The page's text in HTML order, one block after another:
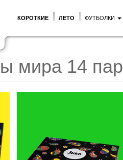
КОРОТКИЕ ЛЕТО ФУТБОЛКИ
мира 14 пар